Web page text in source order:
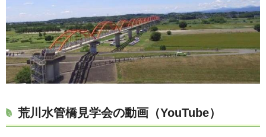
荒川水管橋見学会の動画（YouTube）